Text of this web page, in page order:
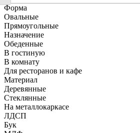
Форма
Овальные
Прямоугольные
Назначение
Обеденные
В гостиную
В комнату
Для ресторанов и кафе
Материал
Деревянные
Стеклянные
На металлокаркасе
ЛДСП
Бук